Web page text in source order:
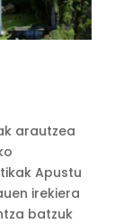
arautzea
Apustu
irekiera
batzuk